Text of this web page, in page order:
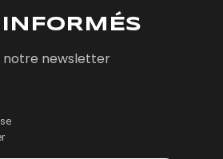
INFORMÉS
notre newsletter